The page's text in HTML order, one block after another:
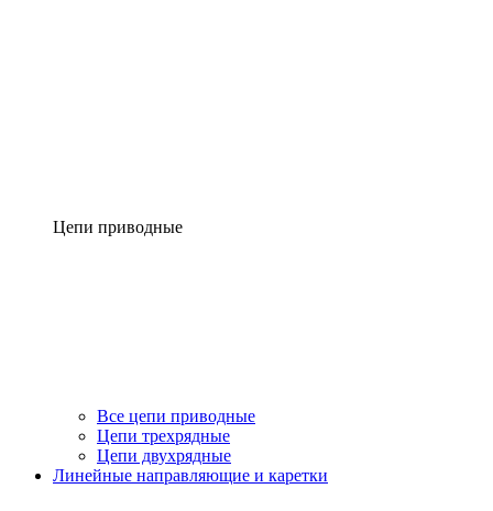
Цепи приводные
Все цепи приводные
Цепи трехрядные
Цепи двухрядные
Линейные направляющие и каретки